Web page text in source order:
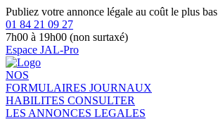
Publiez votre annonce légale au coût le plus bas
01 84 21 09 27
7h00 à 19h00 (non surtaxé)
Espace JAL-Pro
NOS
FORMULAIRES JOURNAUX
HABILITES CONSULTER
LES ANNONCES LEGALES